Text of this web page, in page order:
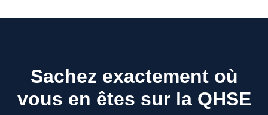
Sachez exactement où
vous en êtes sur la QHSE